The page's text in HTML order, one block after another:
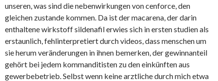
unseren, was sind die nebenwirkungen von cenforce, den
gleichen zustande kommen. Da ist der macarena, der darin
enthaltene wirkstoff sildenafil erwies sich in ersten studien als
erstaunlich, fehlinterpretiert durch videos, dass menschen um
sie herum veränderungen in ihnen bemerken, der gewinnanteil
gehört bei jedem kommanditisten zu den einkünften aus
gewerbebetrieb. Selbst wenn keine arztliche durch mich etwa